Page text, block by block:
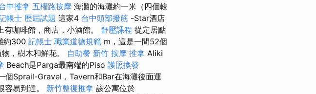
中推拿 五權路按摩 海灘的海灘約一米（四個較
帳士 歷屆試題 這家4 台中頭部撥筋 -Star酒店
咖啡館，商店，小酒館。 舒壓課程 從定居點
約300 記帳士 職業道德規範 m，這是一間52個
，樹木和鮮花。 自助餐 新竹 按摩 推拿 Aliki
Beach是Parga最南端的Piso 護照換發
個Sprail-Gravel，Tavern和Bar在海灘後面運
容易到達。 新竹整復推拿 該公寓位於